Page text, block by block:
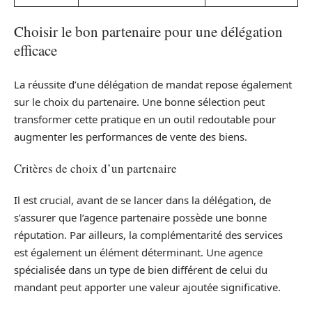
Choisir le bon partenaire pour une délégation
efficace
La réussite d’une délégation de mandat repose également
sur le choix du partenaire. Une bonne sélection peut
transformer cette pratique en un outil redoutable pour
augmenter les performances de vente des biens.
Critères de choix d’un partenaire
Il est crucial, avant de se lancer dans la délégation, de
s’assurer que l’agence partenaire possède une bonne
réputation. Par ailleurs, la complémentarité des services
est également un élément déterminant. Une agence
spécialisée dans un type de bien différent de celui du
mandant peut apporter une valeur ajoutée significative.